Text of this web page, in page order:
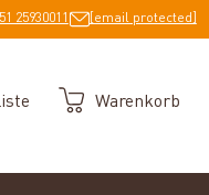
25930011 [email protected]
Warenkorb